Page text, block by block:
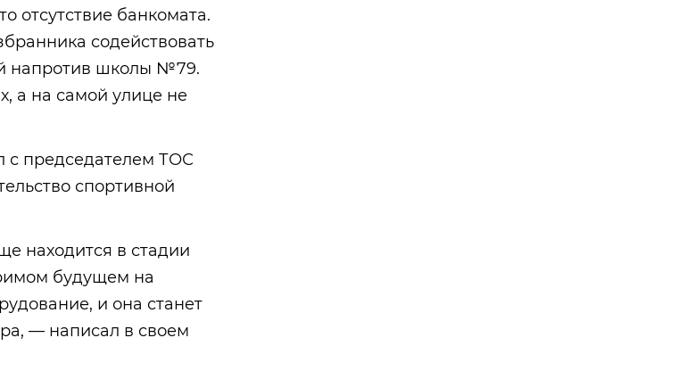
отсутствие банкомата.
содействовать
напротив школы №79.
а на самой улице не
с председателем ТОС
спортивной
находится в стадии
будущем на
и она станет
— написал в своем